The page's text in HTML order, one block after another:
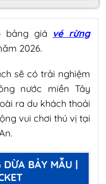
bảng giá vé rừng
2026.
sẽ có trải nghiệm
nước miền Tây
ra du khách thoải
vui chơi thú vị tại
DỪA BẢY MẪU |